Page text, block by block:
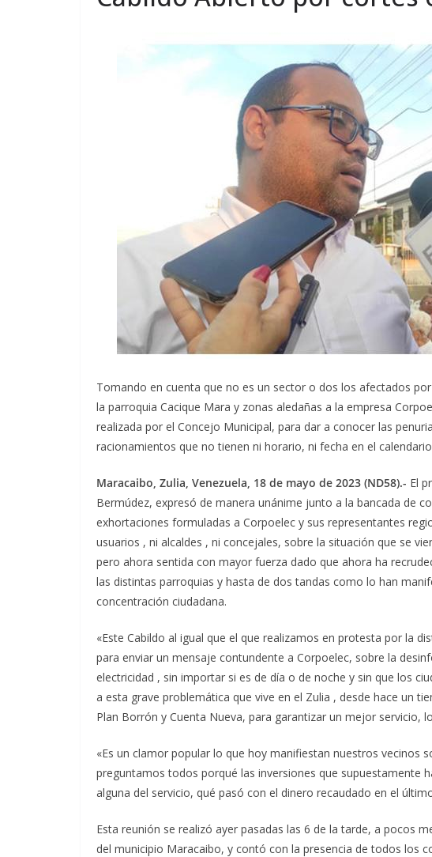
Tomando en cuenta que no es un sector o dos los afectados
la parroquia Cacique Mara y zonas aledañas a la empresa
realizada por el Concejo Municipal, para dar a conocer las
racionamientos que no tienen ni horario, ni fecha en el
Maracaibo, Zulia, Venezuela, 18 de mayo de 2023 (ND58).- El
Bermúdez, expresó de manera unánime junto a la bancada de
exhortaciones formuladas a Corpoelec y sus representantes
usuarios , ni alcaldes , ni concejales, sobre la situación que se
pero ahora sentida con mayor fuerza dado que ahora ha
las distintas parroquias y hasta de dos tandas como lo han
concentración ciudadana.
«Este Cabildo al igual que el que realizamos en protesta por la
para enviar un mensaje contundente a Corpoelec, sobre la
electricidad , sin importar si es de día o de noche y sin que los
a esta grave problemática que vive en el Zulia , desde hace un
Plan Borrón y Cuenta Nueva, para garantizar un mejor servicio,
«Es un clamor popular lo que hoy manifiestan nuestros vecinos
preguntamos todos porqué las inversiones que supuestamente
alguna del servicio, qué pasó con el dinero recaudado en el
Esta reunión se realizó ayer pasadas las 6 de la tarde, a pocos
del municipio Maracaibo, y contó con la presencia de todos los